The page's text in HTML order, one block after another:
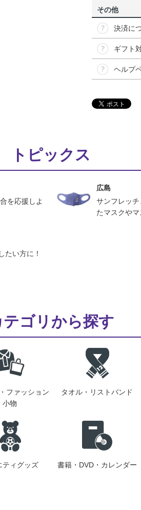
その他
決済に
ギフト
ヘルプ
トピックス
を応援しよ
広島
サンフレッ
たマスクやマ
たい方に！
テゴリから探す
ファッション
小物
タオル・リストバンド
ティグッズ 書籍・DVD・カレンダー